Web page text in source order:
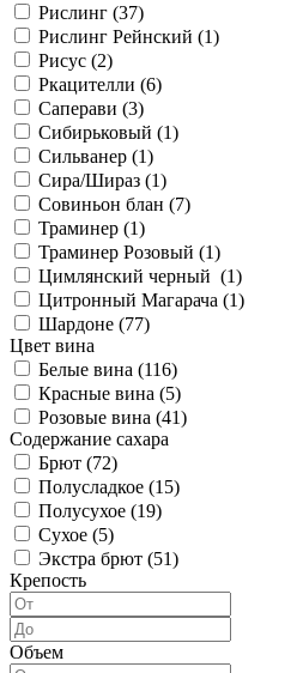
Рислинг (37)
Рислинг Рейнский (1)
Рисус (2)
Ркацителли (6)
Саперави (3)
Сибирьковый (1)
Сильванер (1)
Сира/Шираз (1)
Совиньон блан (7)
Траминер (1)
Траминер Розовый (1)
Цимлянский черный (1)
Цитронный Магарача (1)
Шардоне (77)
Цвет вина
Белые вина (116)
Красные вина (5)
Розовые вина (41)
Содержание сахара
Брют (72)
Полусладкое (15)
Полусухое (19)
Сухое (5)
Экстра брют (51)
Крепость
Объем